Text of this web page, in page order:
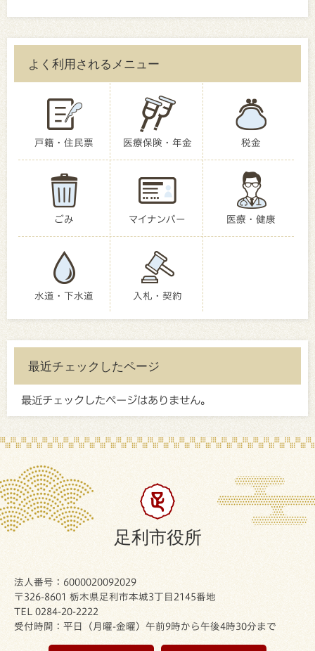
よく利用されるメニュー
戸籍・住民票 医療保険・年金 税金
ごみ マイナンバー 医療・健康
水道・下水道 入札・契約
最近チェックしたページ
最近チェックしたページはありません。
足利市役所
法人番号：6000020092029
〒326-8601 栃木県足利市本城3丁目2145番地
TEL 0284-20-2222
受付時間：平日（月曜-金曜）午前9時から午後4時30分まで